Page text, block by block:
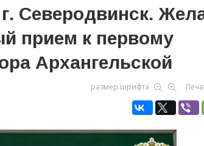
Северодвинск.
прием к первому
Архангельской
размер шрифта